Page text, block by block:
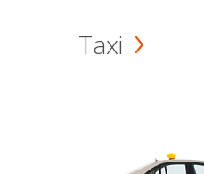
Taxi